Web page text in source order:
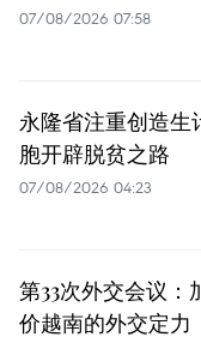
07/08/2026 07:58
永隆省注重创造生
胞开辟脱贫之路
07/08/2026 04:23
第33次外交会议：
价越南的外交定力